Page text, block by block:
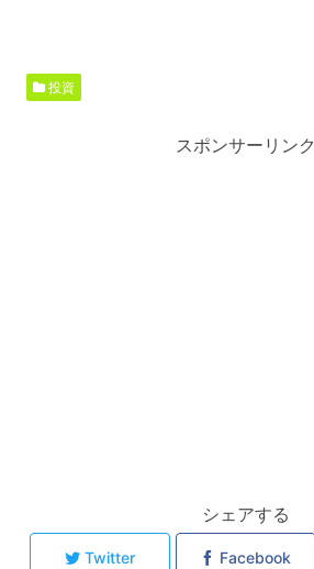
投資
スポンサーリンク
シェアする
Twitter Facebook